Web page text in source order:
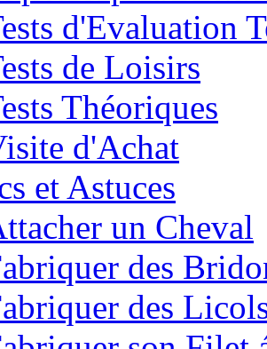
d'Evaluation
de Loisirs
Théoriques
d'Achat
et Astuces
un Cheval
des
des